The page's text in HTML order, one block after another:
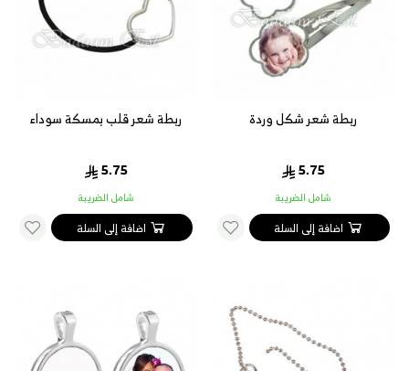
ربطة شعر شكل وردة
5.75
شامل الضريبة
اضافة إلى السلة
ربطة شعر قلب بمسكة سوداء
5.75
شامل الضريبة
اضافة إلى السلة